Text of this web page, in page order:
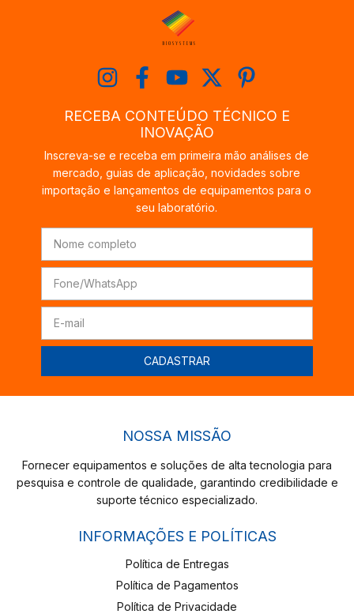
RECEBA CONTEÚDO TÉCNICO E
INOVAÇÃO
Inscreva-se e receba em primeira mão análises de
mercado, guias de aplicação, novidades sobre
importação e lançamentos de equipamentos para o
seu laboratório.
NOSSA MISSÃO
Fornecer equipamentos e soluções de alta tecnologia para
pesquisa e controle de qualidade, garantindo credibilidade e
suporte técnico especializado.
INFORMAÇÕES E POLÍTICAS
Política de Entregas
Política de Pagamentos
Política de Privacidade